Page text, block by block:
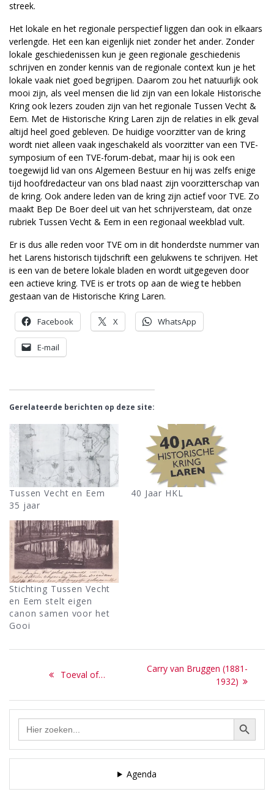
streek.
Het lokale en het regionale perspectief liggen dan ook in elkaars
verlengde. Het een kan eigenlijk niet zonder het ander. Zonder
lokale geschiedenissen kun je geen regionale geschiedenis
schrijven en zonder kennis van de regionale context kun je het
lokale vaak niet goed begrijpen. Daarom zou het natuurlijk ook
mooi zijn, als veel mensen die lid zijn van een lokale Historische
Kring ook lezers zouden zijn van het regionale Tussen Vecht &
Eem. Met de Historische Kring Laren zijn de relaties in elk geval
altijd heel goed gebleven. De huidige voorzitter van de kring
wordt niet alleen vaak ingeschakeld als voorzitter van een TVE-
symposium of een TVE-forum-debat, maar hij is ook een
toegewijd lid van ons Algemeen Bestuur en hij was zelfs enige
tijd hoofdredacteur van ons blad naast zijn voorzitterschap van
de kring. Ook andere leden van de kring zijn actief voor TVE. Zo
maakt Bep De Boer deel uit van het schrijversteam, dat onze
rubriek Tussen Vecht & Eem in een regionaal weekblad vult.
Er is dus alle reden voor TVE om in dit honderdste nummer van
het Larens historisch tijdschrift een gelukwens te schrijven. Het
is een van de betere lokale bladen en wordt uitgegeven door
een actieve kring. TVE is er trots op aan de wieg te hebben
gestaan van de Historische Kring Laren.
Facebook X WhatsApp
E-mail
Gerelateerde berichten op deze site:
Tussen Vecht en Eem
35 jaar
40 Jaar HKL
Stichting Tussen Vecht
en Eem stelt eigen
canon samen voor het
Gooi
navigatie
Previous
Toeval of…
Next
Carry van Bruggen (1881-
1932)
Zoek Zoekknop
Agenda